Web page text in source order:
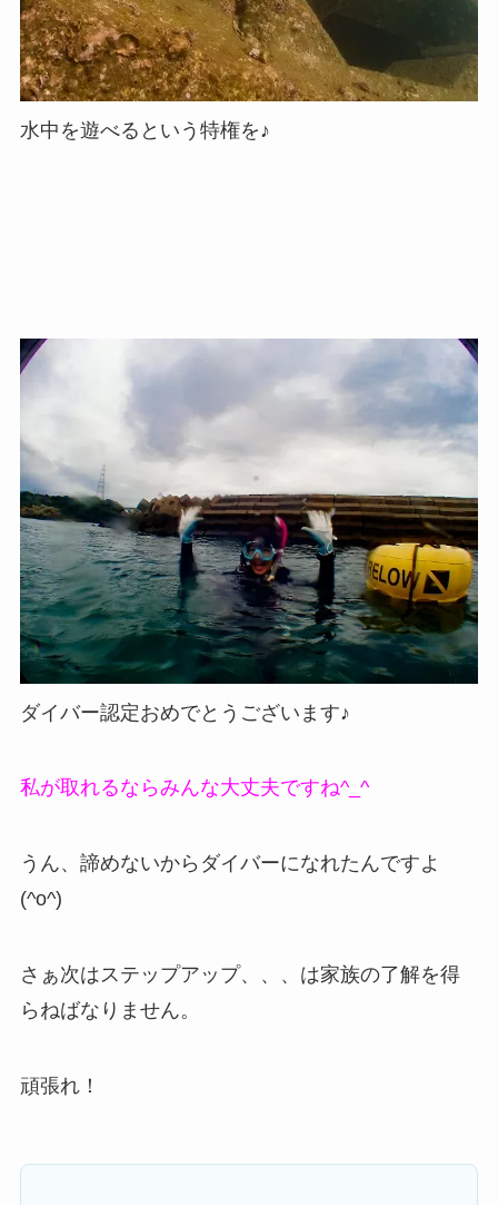
水中を遊べるという特権を♪
ダイバー認定おめでとうございます♪
私が取れるならみんな大丈夫ですね^_^
うん、諦めないからダイバーになれたんですよ
(^o^)
さぁ次はステップアップ、、、は家族の了解を得
らねばなりません。
頑張れ！